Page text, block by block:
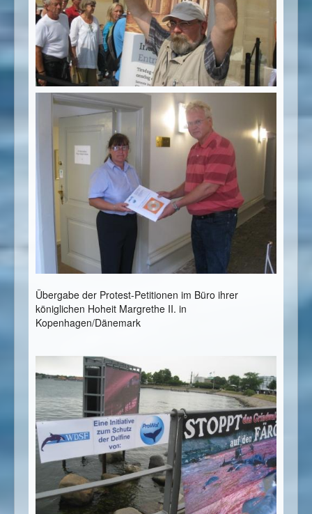
Übergabe der Protest-Petitionen im Büro ihrer
königlichen Hoheit Margrethe II. in
Kopenhagen/Dänemark